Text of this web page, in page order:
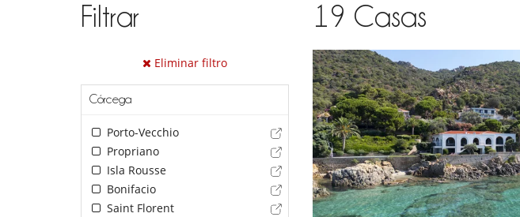
Filtrar
Eliminar filtro
Córcega
Porto-Vecchio
Propriano
Isla Rousse
Bonifacio
Saint Florent
19 Casas